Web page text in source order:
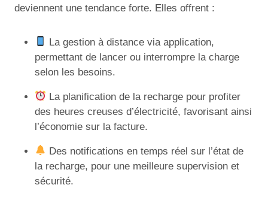
deviennent une tendance forte. Elles offrent :
La gestion à distance via application,
permettant de lancer ou interrompre la charge
selon les besoins.
La planification de la recharge pour profiter
des heures creuses d’électricité, favorisant ainsi
l’économie sur la facture.
Des notifications en temps réel sur l’état de
la recharge, pour une meilleure supervision et
sécurité.